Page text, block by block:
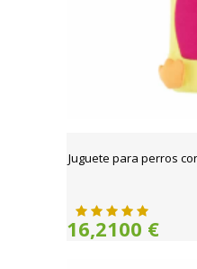
Juguete para perros
16,2100 €